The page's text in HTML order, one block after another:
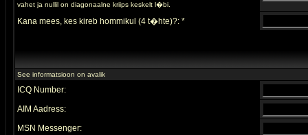
vahet ja nullil on diagonaalne kriips keskelt l�bi.
Kana mees, kes kireb hommikul (4 t�hte)?: *
See informatsioon on avalik
ICQ Number:
AIM Aadress:
MSN Messenger: